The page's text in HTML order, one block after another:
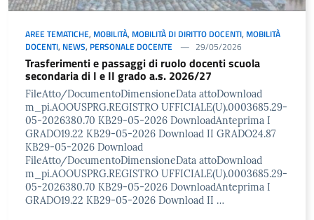
AREE TEMATICHE, MOBILITÀ, MOBILITÀ DI DIRITTO DOCENTI, MOBILITÀ
DOCENTI, NEWS, PERSONALE DOCENTE 29/05/2026
Trasferimenti e passaggi di ruolo docenti scuola
secondaria di I e II grado a.s. 2026/27
FileAtto/DocumentoDimensioneData attoDownload
m_pi.AOOUSPRG.REGISTRO UFFICIALE(U).0003685.29-
05-2026380.70 KB29-05-2026 DownloadAnteprima I
GRADO19.22 KB29-05-2026 Download II GRADO24.87
KB29-05-2026 Download
FileAtto/DocumentoDimensioneData attoDownload
m_pi.AOOUSPRG.REGISTRO UFFICIALE(U).0003685.29-
05-2026380.70 KB29-05-2026 DownloadAnteprima I
GRADO19.22 KB29-05-2026 Download II …